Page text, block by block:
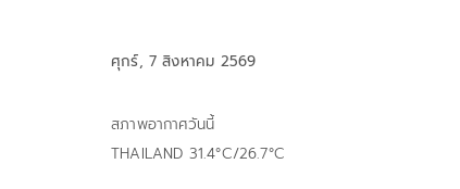
ศุกร์, 7 สิงหาคม 2569
สภาพอากาศวันนี้
THAILAND 31.4°C/26.7°C